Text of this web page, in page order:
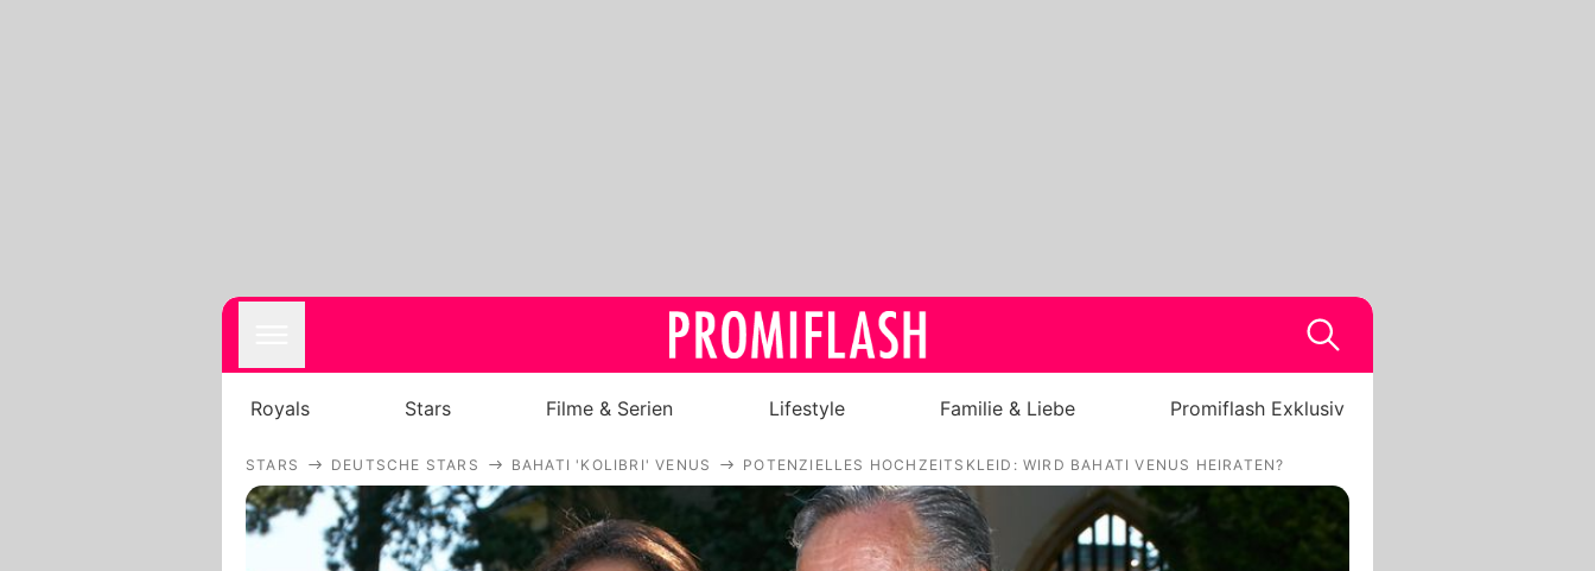
Royals
Stars
Royals Stars Filme & Serien Lifestyle Familie & Liebe Promiflash Exklusiv
STARS DEUTSCHE STARS BAHATI 'KOLIBRI' VENUS POTENZIELLES HOCHZEITSKLEID: WIRD BAHATI VENUS HEIRATEN?